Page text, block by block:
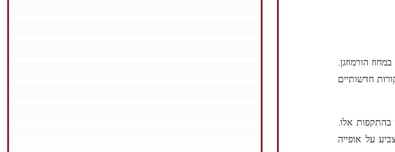
הורמוזגן.
חדשותיים
בהתקפות אלו.
על אופייה